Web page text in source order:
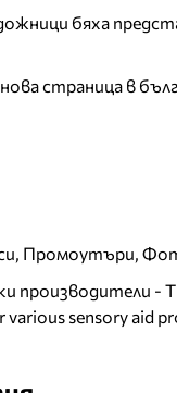
бяха
страница в
Промоутъри,
производители -
sensory aid